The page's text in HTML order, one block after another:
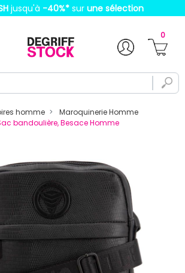
jusqu'à -40%* sur une sélection
0
homme
Maroquinerie Homme
bandoulière, Besace Homme